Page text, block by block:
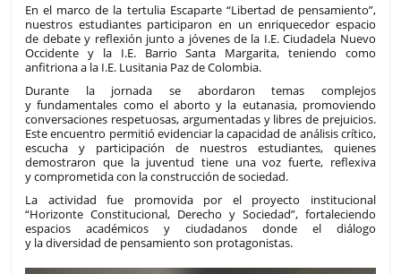
En el marco de la tertulia Escaparte “Libertad de pensamiento”,
nuestros estudiantes participaron en un enriquecedor espacio
de debate y reflexión junto a jóvenes de la I.E. Ciudadela Nuevo
Occidente y la I.E. Barrio Santa Margarita, teniendo como
anfitriona a la I.E. Lusitania Paz de Colombia.
Durante la jornada se abordaron temas complejos
y fundamentales como el aborto y la eutanasia, promoviendo
conversaciones respetuosas, argumentadas y libres de prejuicios.
Este encuentro permitió evidenciar la capacidad de análisis crítico,
escucha y participación de nuestros estudiantes, quienes
demostraron que la juventud tiene una voz fuerte, reflexiva
y comprometida con la construcción de sociedad.
La actividad fue promovida por el proyecto institucional
“Horizonte Constitucional, Derecho y Sociedad”, fortaleciendo
espacios académicos y ciudadanos donde el diálogo
y la diversidad de pensamiento son protagonistas.